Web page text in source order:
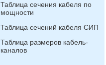
Таблица сечения кабеля по
мощности
Таблица сечений кабеля СИП
Таблица размеров кабель-
каналов